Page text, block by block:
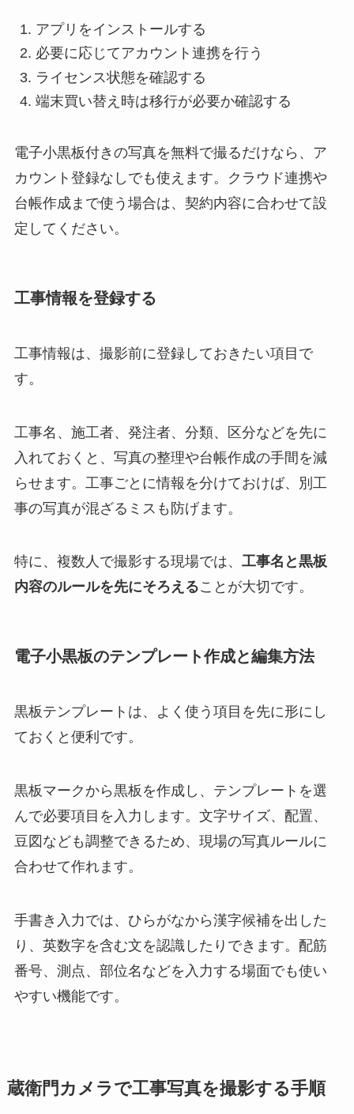
アプリをインストールする
必要に応じてアカウント連携を行う
ライセンス状態を確認する
端末買い替え時は移行が必要か確認する
電子小黒板付きの写真を無料で撮るだけなら、ア
カウント登録なしでも使えます。クラウド連携や
台帳作成まで使う場合は、契約内容に合わせて設
定してください。
工事情報を登録する
工事情報は、撮影前に登録しておきたい項目で
す。
工事名、施工者、発注者、分類、区分などを先に
入れておくと、写真の整理や台帳作成の手間を減
らせます。工事ごとに情報を分けておけば、別工
事の写真が混ざるミスも防げます。
特に、複数人で撮影する現場では、 工事名と黒板
内容のルールを先にそろえることが大切です。
電子小黒板のテンプレート作成と編集方法
黒板テンプレートは、よく使う項目を先に形にし
ておくと便利です。
黒板マークから黒板を作成し、テンプレートを選
んで必要項目を入力します。文字サイズ、配置、
豆図なども調整できるため、現場の写真ルールに
合わせて作れます。
手書き入力では、ひらがなから漢字候補を出した
り、英数字を含む文を認識したりできます。配筋
番号、測点、部位名などを入力する場面でも使い
やすい機能です。
蔵衛門カメラで工事写真を撮影する手順